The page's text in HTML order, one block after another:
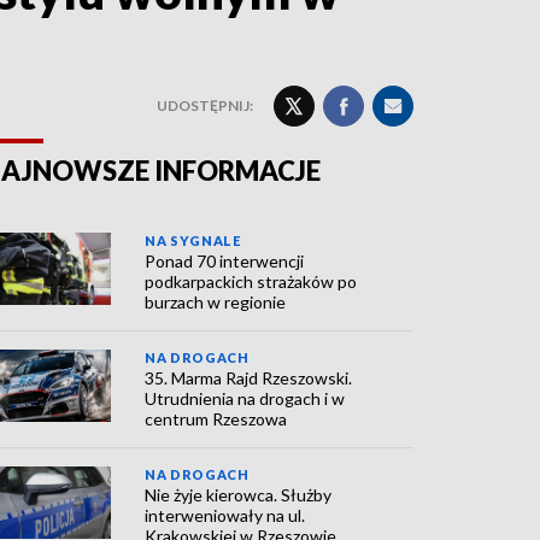
UDOSTĘPNIJ:
INFORMACJE
NA SYGNALE
Ponad 70 interwencji
podkarpackich strażaków po
burzach w regionie
NA DROGACH
35. Marma Rajd Rzeszowski.
Utrudnienia na drogach i w
centrum Rzeszowa
NA DROGACH
Nie żyje kierowca. Służby
interweniowały na ul.
Krakowskiej w Rzeszowie